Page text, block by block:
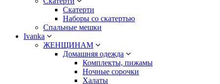
Скатерти
Наборы со скатертью
Спальные мешки
Ivanka
ЖЕНЩИНАМ
Домашняя одежда
Комплекты, пижамы
Ночные сорочки
Халаты